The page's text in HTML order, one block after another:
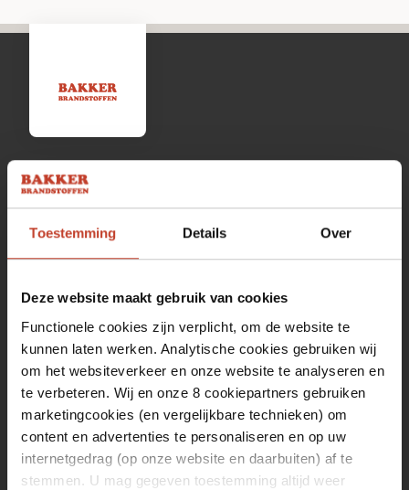
Toestemming Details Over
Deze website maakt gebruik van cookies
Functionele cookies zijn verplicht, om de website te
kunnen laten werken. Analytische cookies gebruiken wij
om het websiteverkeer en onze website te analyseren en
te verbeteren. Wij en onze 8 cookiepartners gebruiken
marketingcookies (en vergelijkbare technieken) om
content en advertenties te personaliseren en op uw
internetgedrag (op onze website en daarbuiten) af te
stemmen. U mag gegeven toestemming altijd weer
Openingstijden
Maandag
13:00 tot 17:00
Dinsdag
08:00 tot 17:00
Woensdag
08:00 tot 17:00
Donderdag
08:00 tot 17:00
Vrijdag
08:00 tot 17:00
Zaterdag
09:30 tot 12:00
Zondag
Gesloten